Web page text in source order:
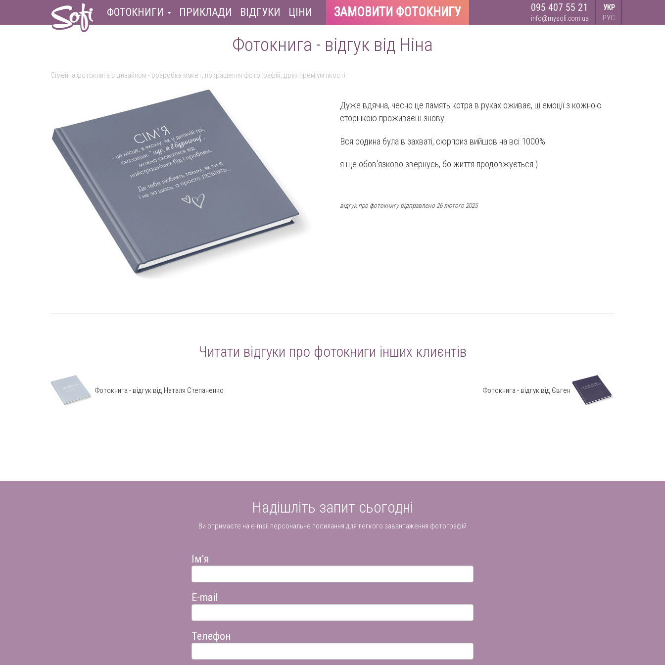
ФОТОКНИГИ ПРИКЛАДИ ВІДГУКИ ЦІНИ ЗАМОВИТИ ФОТОКНИГУ
УКР
РУС
095 407 55 21
info@mysofi.com.ua
Фотокнига - відгук від Ніна
Сімейна фотокнига с дизайном - розробка макет, покращення фотографій, друк преміум якості
Дуже вдячна, чесно це память котра в руках оживає, ці емоції з кожною
сторінкою проживаєш знову.
Вся родина була в захваті, сюрприз вийшов на всі 1000%
я ще обов'язково звернусь, бо життя продовжується )
відгук про фотокнигу відправлено 26 лютого 2025
Читати відгуки про фотокниги інших клиєнтів
Фотокнига - відгук від Наталя Степаненко Фотокнига - відгук від Євген
Надішліть запит сьогодні
Ви отримаєте на e-mail персональне посилання для легкого завантаження фотографій
Ім'я
E-mail
Телефон